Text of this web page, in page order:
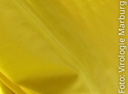
Foto: Virologie Marburg